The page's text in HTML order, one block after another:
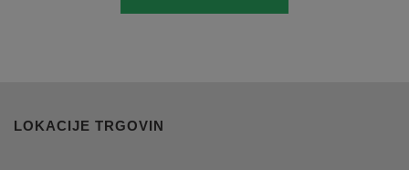
LOKACIJE TRGOVIN